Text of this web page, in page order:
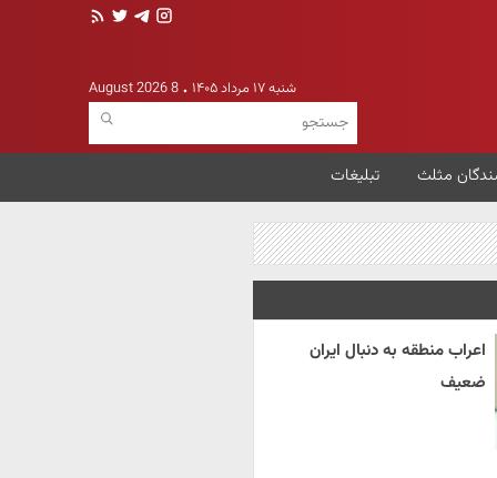
شنبه ۱۷ مرداد ۱۴۰۵ 8 August 2026
مثلث تبلیغات
اعراب منطقه به دنبال ایران
ضعیف